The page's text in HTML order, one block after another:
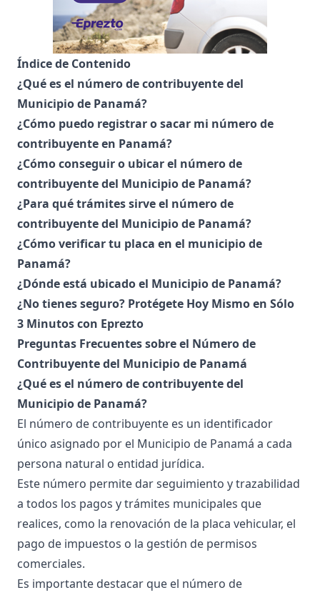
Índice de Contenido
¿Qué es el número de contribuyente del
Municipio de Panamá?
¿Cómo puedo registrar o sacar mi número de
contribuyente en Panamá?
¿Cómo conseguir o ubicar el número de
contribuyente del Municipio de Panamá?
¿Para qué trámites sirve el número de
contribuyente del Municipio de Panamá?
¿Cómo verificar tu placa en el municipio de
Panamá?
¿Dónde está ubicado el Municipio de Panamá?
¿No tienes seguro? Protégete Hoy Mismo en Sólo
3 Minutos con Eprezto
Preguntas Frecuentes sobre el Número de
Contribuyente del Municipio de Panamá
¿Qué es el número de contribuyente del
Municipio de Panamá?
El número de contribuyente es un identificador
único asignado por el Municipio de Panamá a cada
persona natural o entidad jurídica.
Este número permite dar seguimiento y trazabilidad
a todos los pagos y trámites municipales que
realices, como la renovación de la placa vehicular, el
pago de impuestos o la gestión de permisos
comerciales.
Es importante destacar que el número de